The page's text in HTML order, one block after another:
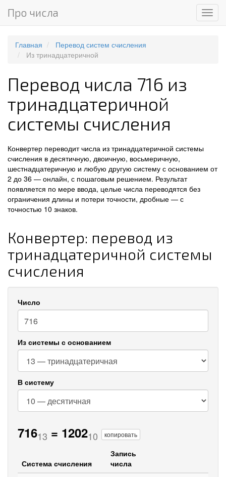
Меню
Про числа
Главная
Перевод систем счисления
Из тринадцатеричной
Перевод числа 716 из
тринадцатеричной
системы счисления
Конвертер переводит числа из тринадцатеричной системы
счисления в десятичную, двоичную, восьмеричную,
шестнадцатеричную и любую другую систему с основанием от
2 до 36 — онлайн, с пошаговым решением. Результат
появляется по мере ввода, целые числа переводятся без
ограничения длины и потери точности, дробные — с
точностью 10 знаков.
Конвертер: перевод из
тринадцатеричной системы
счисления
Число
Из системы с основанием
В систему
71613 = 120210 копировать
Система счисления
Запись
числа